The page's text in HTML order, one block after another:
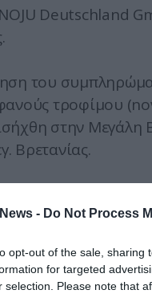
- Do Not Process
opt-out of the sale,
for targeted
selection. Please note that
Deutschland
του
τροφίμου
στην Μεγάλη
Βρετανίας.
αποτελούν
που είναι
άμεσα με
ενημερώνοντας